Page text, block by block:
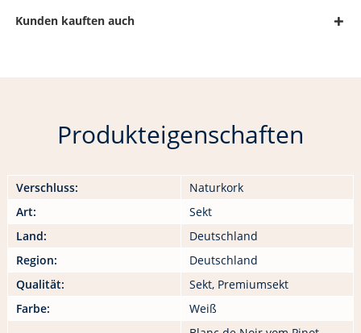
Kunden kauften auch
Produkteigenschaften
Verschluss:
Naturkork
Art:
Sekt
Land:
Deutschland
Region:
Deutschland
Qualität:
Sekt, Premiumsekt
Farbe:
Weiß